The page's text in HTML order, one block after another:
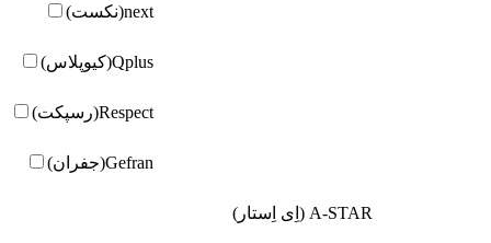
next(نکست)
Qplus(کیوپلاس)
Respect(رسپکت)
Gefran(جفران)
A-STAR (اِی اِستار)